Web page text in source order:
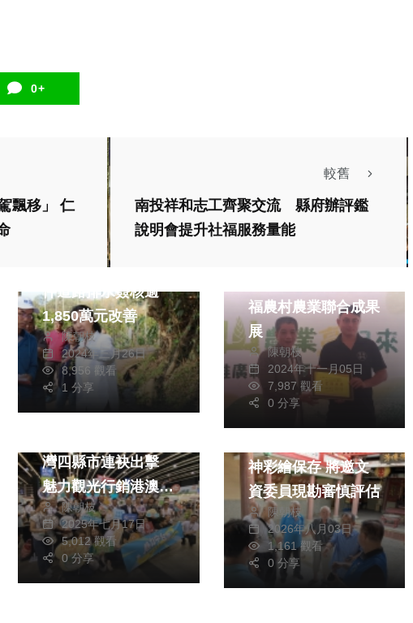
0+
飄移」 仁
較舊
南投祥和志工齊聚交流 縣府辦評鑑
說明會提升社福服務量能
熱門 文教
許縣長會勘國姓12
件道路排水簽核逾
1,850萬元改善
陳朝枝
2024年三月26日
8,956 觀看
1 分享
生活
福農村農業聯合成果
展
陳朝枝
2024年十一月05日
7,987 觀看
0 分享
灣四縣市連袂出擊
魅力觀光行銷港澳市
場獲得各方迴響
陳朝枝
2025年七月17日
5,012 觀看
0 分享
神彩繪保存 將邀文
資委員現勘審慎評估
陳朝枝
2026年八月03日
1,161 觀看
0 分享